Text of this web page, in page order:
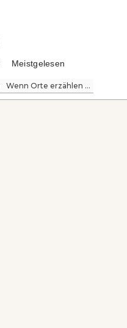
Meistgelesen
Wenn Orte erzählen ...